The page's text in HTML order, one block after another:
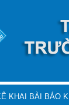
KHAI BÀI BÁO